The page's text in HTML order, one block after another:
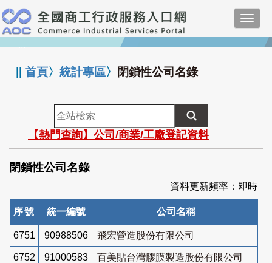
跳
到
主
要
:::
||首頁〉統計專區〉 閉鎖性公司名錄
全
站
檢
索
【熱門查詢】公司/商業/工廠登記資料
閉鎖性公司名錄
資料更新頻率：即時
序號 統一編號 公司名稱
6751 90988506 飛宏營造股份有限公司
6752 91000583 百美貼台灣膠膜製造股份有限公司